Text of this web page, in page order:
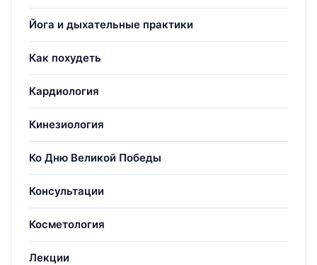
Йога и дыхательные практики
Как похудеть
Кардиология
Кинезиология
Ко Дню Великой Победы
Консультации
Косметология
Лекции